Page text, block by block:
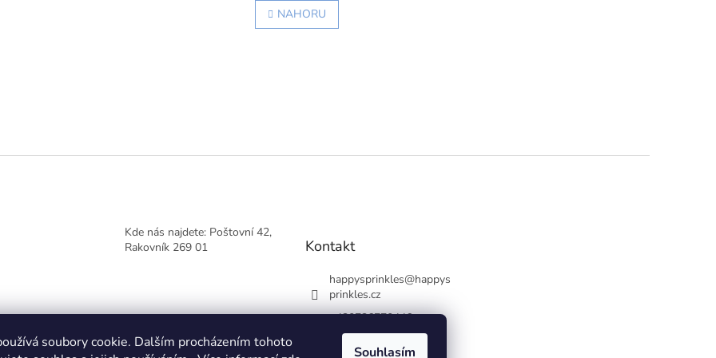
soubory cookie. Dalším procházením tohoto
Souhlasím
v
k
r
á
n
NAHORU
Kde nás najdete: Poštovní 42,
Rakovník 269 01
Kontakt
happysprinkles@happys
prinkles.cz
+420736770446